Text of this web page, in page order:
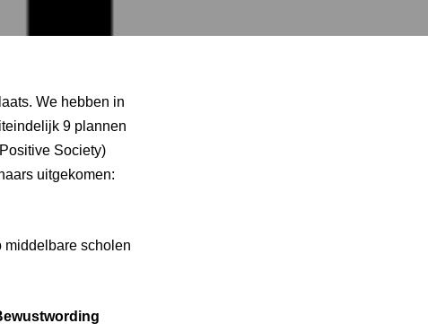
We hebben in
9 plannen
Society)
uitgekomen:
middelbare scholen